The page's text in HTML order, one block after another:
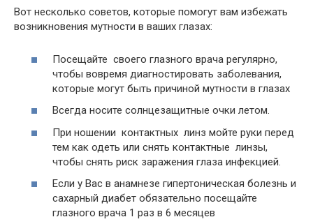
Вот несколько советов, которые помогут вам избежать
возникновения мутности в ваших глазах:
Посещайте своего глазного врача регулярно,
чтобы вовремя диагностировать заболевания,
которые могут быть причиной мутности в глазах
Всегда носите солнцезащитные очки летом.
При ношении контактных линз мойте руки перед
тем как одеть или снять контактные линзы,
чтобы снять риск заражения глаза инфекцией.
Если у Вас в анамнезе гипертоническая болезнь и
сахарный диабет обязательно посещайте
глазного врача 1 раз в 6 месяцев